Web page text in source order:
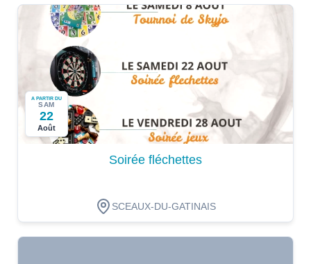
A PARTIR DU
SAM
22
Août
Soirée fléchettes
SCEAUX-DU-GATINAIS